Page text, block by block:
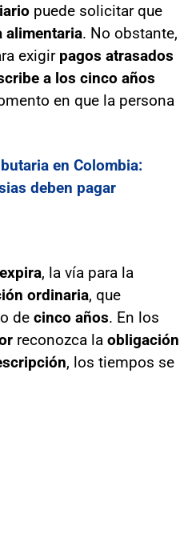
puede solicitar que
alimentaria. No obstante,
exigir pagos atrasados
a los cinco años
en que la persona
en Colombia:
deben pagar
, la vía para la
ordinaria, que
de cinco años. En los
reconozca la obligación
, los tiempos se